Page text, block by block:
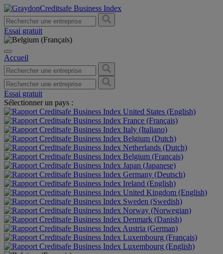
Essai gratuit
Accueil
Essai gratuit
Sélectionner un pays :
United States (English)
France (Français)
Italy (Italiano)
Belgium (Dutch)
Netherlands (Dutch)
Belgium (Français)
Japan (Japanese)
Germany (Deutsch)
Ireland (English)
United Kingdom (English)
Sweden (Swedish)
Norway (Norwegian)
Denmark (Danish)
Austria (German)
Luxembourg (Français)
Luxembourg (English)